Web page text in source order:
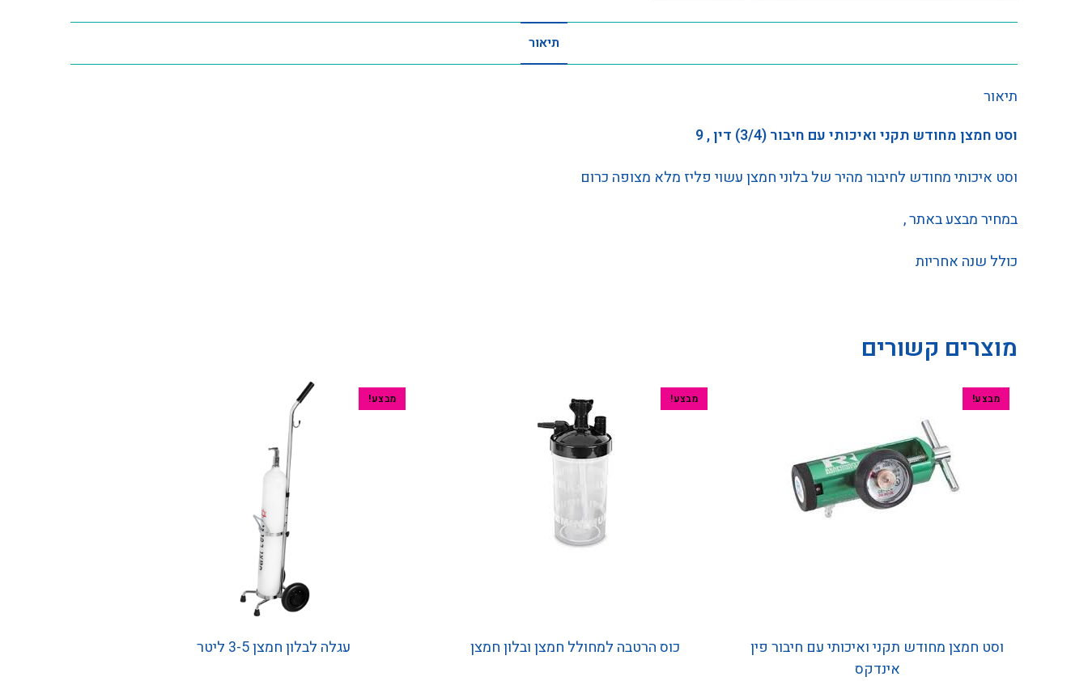
תיאור
תיאור
וסט חמצן מחודש תקני ואיכותי עם חיבור (3/4) דין , 9
וסט איכותי מחודש לחיבור מהיר של בלוני חמצן עשוי פליז מלא מצופה כרום
במחיר מבצע באתר ,
כולל שנה אחריות
מוצרים קשורים
מבצע!
וסט חמצן מחודש תקני ואיכותי עם חיבור פין
אינדקס
מבצע!
כוס הרטבה למחולל חמצן ובלון חמצן
מבצע!
עגלה לבלון חמצן 3-5 ליטר